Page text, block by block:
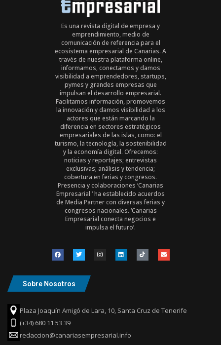
Es una revista digital de empresa y
emprendimiento, medio de
comunicación de referencia para el
ecosistema empresarial de Canarias. A
través de nuestra plataforma online,
informamos, conectamos y damos
visibilidad a emprendedores, startups,
pymes y grandes empresas que
impulsan el desarrollo empresarial.
Facilitamos información, promovemos
la innovación y damos visibilidad a los
actores que están marcando la
diferencia en sectores estratégicos
empresariales de las islas, como: el
turismo, la tecnología, la sostenibilidad
y la economía digital. Ofrecemos:
noticias y reportajes; entrevistas
exclusivas; análisis y tendencia;
cobertura en ferias y congresos.
Presencia y colaboraciones ‘Canarias
Empresarial ‘ ha establecido acuerdos
de Media Partner con diversas ferias y
congresos nacionales. ‘Canarias
Empresarial conecta negocios e
impulsa el futuro’.
Sobre Nosotros
Plaza Joaquín Amigó de Lara, 10, Santa Cruz de Tenerife
(+34) 680 11 53 39
redaccion@canariasempresarial.info